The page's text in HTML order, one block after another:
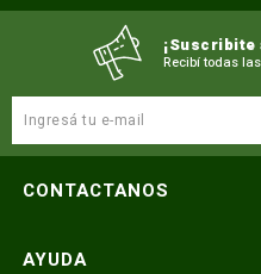
Recibí todas
CONTACTANOS
Atención telefónica
AYUDA